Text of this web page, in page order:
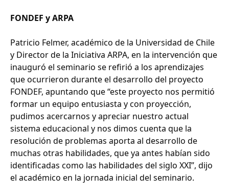
FONDEF y ARPA
Patricio Felmer, académico de la Universidad de Chile
y Director de la Iniciativa ARPA, en la intervención que
inauguró el seminario se refirió a los aprendizajes
que ocurrieron durante el desarrollo del proyecto
FONDEF, apuntando que “este proyecto nos permitió
formar un equipo entusiasta y con proyección,
pudimos acercarnos y apreciar nuestro actual
sistema educacional y nos dimos cuenta que la
resolución de problemas aporta al desarrollo de
muchas otras habilidades, que ya antes habían sido
identificadas como las habilidades del siglo XXI”, dijo
el académico en la jornada inicial del seminario.